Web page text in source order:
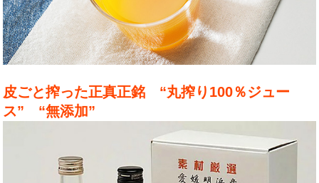
皮ごと搾った正真正銘 “丸搾り100％ジュー
ス” “無添加”